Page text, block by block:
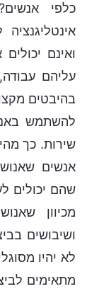
כלפי
ואינם
עליהם
בהיבטים
להשתמש
שירות. כך
אנשים
שהם יכולים
מכיוון
ושיבושים
לא יהיו
מתאימים